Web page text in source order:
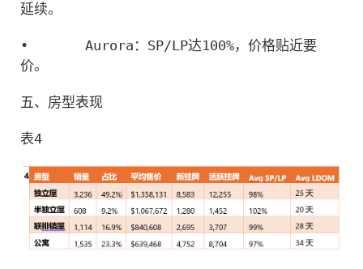
延续。
•
Aurora：SP/LP达100%，价格贴近要
价。
五、房型表现
表4